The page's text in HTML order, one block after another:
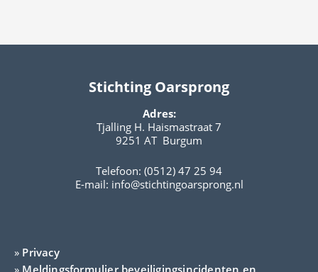
Stichting Oarsprong
Adres:
Tjalling H. Haismastraat 7
9251 AT Burgum
Telefoon: (0512) 47 25 94
E-mail: info@stichtingoarsprong.nl
» Privacy
» Meldingsformulier beveiligingsincidenten en